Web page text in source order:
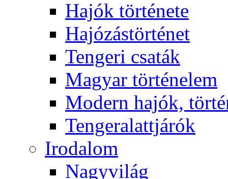
Hajók története
Hajózástörténet
Tengeri csaták
Magyar történelem
Modern hajók,
Tengeralattjárók
Irodalom
Nagyvilág